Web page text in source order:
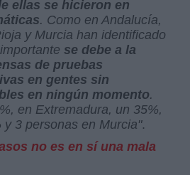
ellas se hicieron en
. Como en Andalucía,
y Murcia han identificado
se debe a la
de pruebas
en gentes sin
en ningún momento.
en Extremadura, un 35%,
3 personas en Murcia".
no es en sí una mala